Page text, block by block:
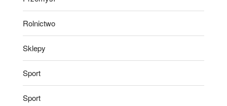
Rolnictwo
Sklepy
Sport
Sport